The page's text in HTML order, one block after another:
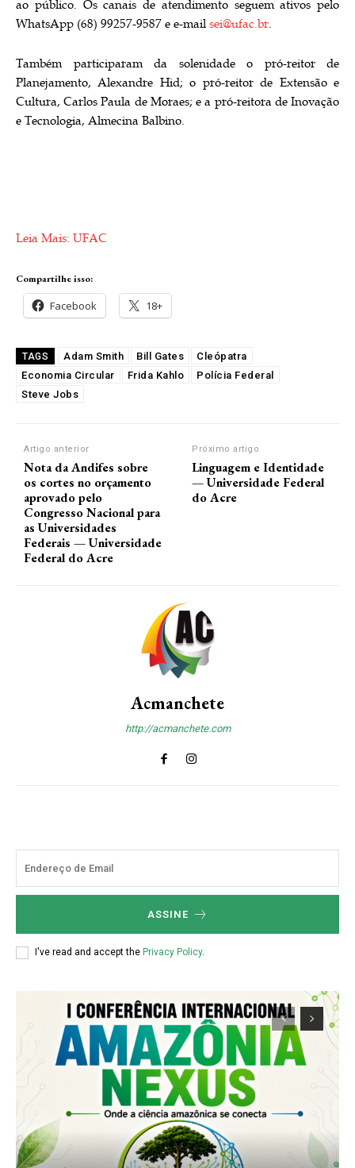
ao público. Os canais de atendimento seguem ativos pelo
WhatsApp (68) 99257-9587 e e-mail sei@ufac.br.
Também participaram da solenidade o pró-reitor de
Planejamento, Alexandre Hid; o pró-reitor de Extensão e
Cultura, Carlos Paula de Moraes; e a pró-reitora de Inovação
e Tecnologia, Almecina Balbino.
Leia Mais: UFAC
Compartilhe isso:
Facebook 18+
TAGS Adam Smith Bill Gates
Cleópatra
Economia Circular
Frida Kahlo
Polícia Federal
Steve Jobs
Artigo anterior
Nota da Andifes sobre
os cortes no orçamento
aprovado pelo
Congresso Nacional para
as Universidades
Federais — Universidade
Federal do Acre
Próximo artigo
Linguagem e Identidade
— Universidade Federal
do Acre
Acmanchete
http://acmanchete.com
ASSINE
I've read and accept the Privacy Policy.